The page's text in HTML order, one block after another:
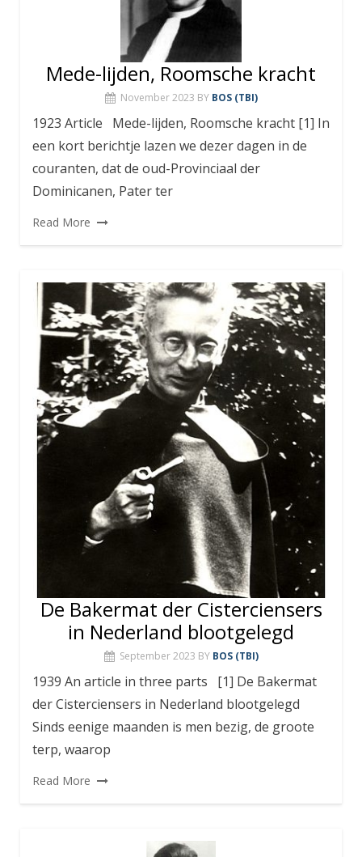
Mede-lijden, Roomsche kracht
November 2023 BY BOS (TBI)
1923 Article Mede-lijden, Roomsche kracht [1] In
een kort berichtje lazen we dezer dagen in de
couranten, dat de oud-Provinciaal der
Dominicanen, Pater ter
Read More
De Bakermat der Cisterciensers
in Nederland blootgelegd
September 2023 BY BOS (TBI)
1939 An article in three parts [1] De Bakermat
der Cisterciensers in Nederland blootgelegd
Sinds eenige maanden is men bezig, de groote
terp, waarop
Read More